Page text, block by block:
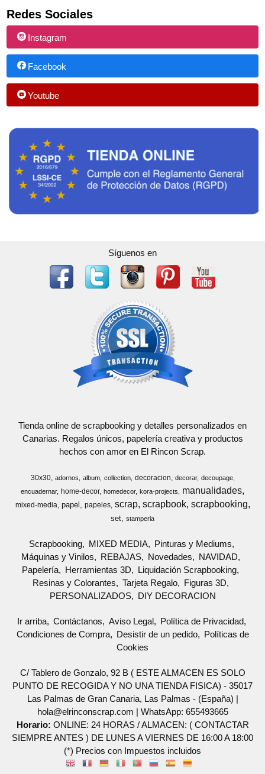
Redes Sociales
Instagram
Facebook
Youtube
Síguenos en
Tienda online de scrapbooking y detalles personalizados en
Canarias. Regalos únicos, papelería creativa y productos
hechos con amor en El Rincon Scrap.
30x30 adornos album collection decoracion decorar
decoupage
encuadernar home-decor homedecor kora-projects manualidades
mixed-media papel papeles scrap scrapbook scrapbooking
set stamperia
Scrapbooking MIXED MEDIA
Pinturas y Mediums
Máquinas y Vinilos
REBAJAS Novedades
NAVIDAD
Papelería
Herramientas 3D
Liquidación Scrapbooking
Resinas y Colorantes
Tarjeta Regalo
Figuras 3D
PERSONALIZADOS
DIY DECORACION
Ir arriba Contáctanos Aviso Legal
Política de Privacidad
Condiciones de Compra
Desistir de un pedido
Políticas de
Cookies
C/ Tablero de Gonzalo, 92 B ( ESTE ALMACEN ES SOLO
PUNTO DE RECOGIDA Y NO UNA TIENDA FISICA) - 35017
Las Palmas de Gran Canaria, Las Palmas - (España) |
hola@elrinconscrap.com | WhatsApp: 655493665
Horario: ONLINE: 24 HORAS / ALMACEN: ( CONTACTAR
SIEMPRE ANTES ) DE LUNES A VIERNES DE 16:00 A 18:00
(*) Precios con Impuestos incluidos